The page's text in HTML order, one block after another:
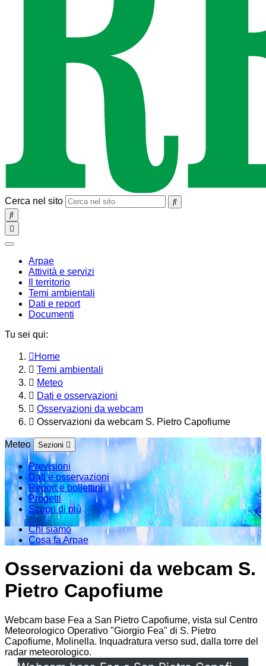
Cerca nel sito
SEARCH
Toggle
navigation
chiudi
Arpae
Attività e servizi
Il territorio
Temi ambientali
Dati e report
Documenti
Tu sei qui:
Home
Temi ambientali
Meteo
Dati e osservazioni
Osservazioni da webcam
Osservazioni da webcam S. Pietro Capofiume
Meteo Sezioni
Previsioni
Dati e osservazioni
Report e bollettini
Progetti
Scopri di più
Chi siamo
Cosa fa Arpae
Osservazioni da webcam S.
Pietro Capofiume
Webcam base Fea a San Pietro Capofiume, vista sul Centro
Meteorologico Operativo "Giorgio Fea" di S. Pietro
Capofiume, Molinella. Inquadratura verso sud, dalla torre del
radar meteorologico.